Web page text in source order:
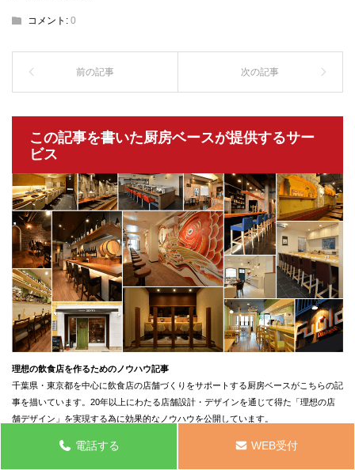
コメント: 0
この記事を書いた厨房ベースが提供するサー
ビス
理想の飲食店を作るためのノウハウ記事
千葉県・東京都を中心に飲食店の店舗づくりをサポートする厨房ベースがこちらの記
事を描いています。20年以上にわたる店舗設計・デザインを通じて得た「理想の店
舗デザイン」を実現する為に効果的なノウハウを公開しています。
開業・出店に関する不安をお持ちの方へ
電話する WEB受付